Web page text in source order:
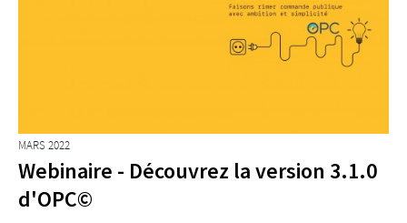
MARS 2022
Webinaire - Découvrez la version 3.1.0
d'OPC©